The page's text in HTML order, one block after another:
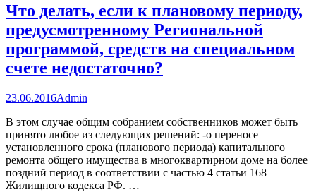
Что делать, если к плановому периоду,
предусмотренному Региональной
программой, средств на специальном
счете недостаточно?
23.06.2016Admin
В этом случае общим собранием собственников может быть
принято любое из следующих решений: -о переносе
установленного срока (планового периода) капитального
ремонта общего имущества в многоквартирном доме на более
поздний период в соответствии с частью 4 статьи 168
Жилищного кодекса РФ. …